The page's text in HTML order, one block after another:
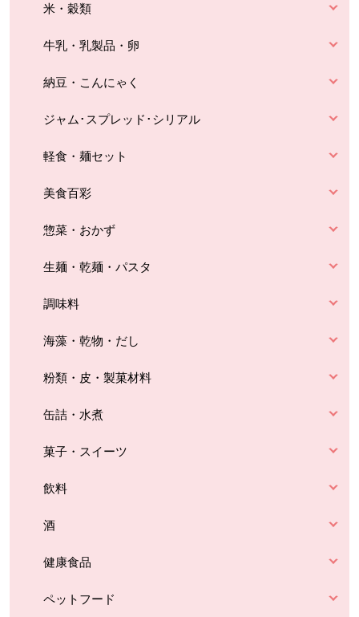
米・穀類
牛乳・乳製品・卵
納豆・こんにゃく
ジャム･スプレッド･シリアル
軽食・麺セット
美食百彩
惣菜・おかず
生麺・乾麺・パスタ
調味料
海藻・乾物・だし
粉類・皮・製菓材料
缶詰・水煮
菓子・スイーツ
飲料
酒
健康食品
ペットフード